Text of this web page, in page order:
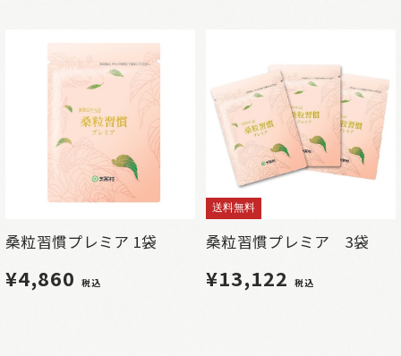
桑粒習慣プレミア 1袋
¥4,860 税込
送料無料
桑粒習慣プレミア 3袋
¥13,122 税込